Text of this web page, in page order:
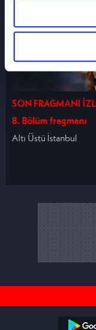
6698
Kanunu
Sitesi
daha detaylı
SON FRAGMANI
8. Bölüm fragmanı
Altı Üstü İstanbul